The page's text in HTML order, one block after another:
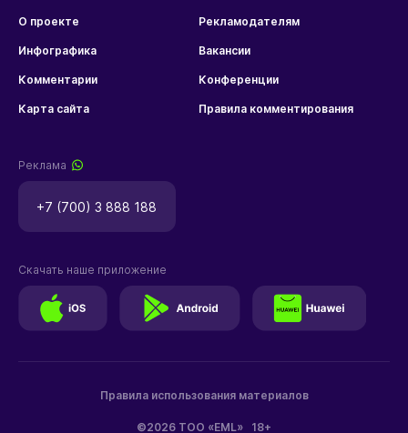
О проекте Рекламодателям
Инфографика Вакансии
Комментарии Конференции
Карта сайта Правила комментирования
Реклама
+7 (700) 3 888 188
©2026 ТОО «EML» 18+
Правила использования материалов
Скачать наше приложение